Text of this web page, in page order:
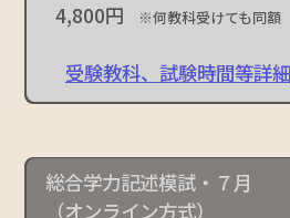
4,800円 ※何教科受けても同額
受験教科、試験時間等詳細
総合学力記述模試・７月
（オンライン方式）